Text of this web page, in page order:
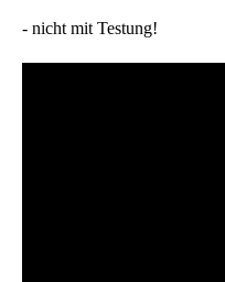
- nicht mit Testung!